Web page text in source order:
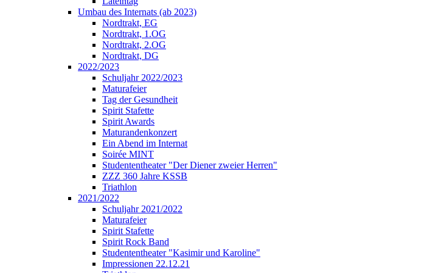
Umbau des Internats (ab 2023)
Nordtrakt, EG
Nordtrakt, 1.OG
Nordtrakt, 2.OG
Nordtrakt, DG
2022/2023
Schuljahr 2022/2023
Maturafeier
Tag der Gesundheit
Spirit Stafette
Spirit Awards
Maturandenkonzert
Ein Abend im Internat
Soirée MINT
Studententheater "Der Diener zweier Herren"
ZZZ 360 Jahre KSSB
Triathlon
2021/2022
Schuljahr 2021/2022
Maturafeier
Spirit Stafette
Spirit Rock Band
Studententheater "Kasimir und Karoline"
Impressionen 22.12.21